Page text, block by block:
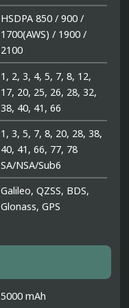
HSDPA 850 / 900 /
1700(AWS) / 1900 /
2100
1, 2, 3, 4, 5, 7, 8, 12,
17, 20, 25, 26, 28, 32,
38, 40, 41, 66
1, 3, 5, 7, 8, 20, 28, 38,
40, 41, 66, 77, 78
SA/NSA/Sub6
Galileo, QZSS, BDS,
Glonass, GPS
5000 mAh